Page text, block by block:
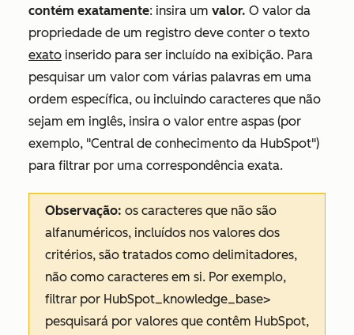
contém exatamente: insira um valor. O valor da
propriedade de um registro deve conter o texto
exato inserido para ser incluído na exibição. Para
pesquisar um valor com várias palavras em uma
ordem específica, ou incluindo caracteres que não
sejam em inglês, insira o valor entre aspas (por
exemplo, "Central de conhecimento da HubSpot")
para filtrar por uma correspondência exata.
Observação: os caracteres que não são
alfanuméricos, incluídos nos valores dos
critérios, são tratados como delimitadores,
não como caracteres em si. Por exemplo,
filtrar por HubSpot_knowledge_base>
pesquisará por valores que contêm HubSpot,